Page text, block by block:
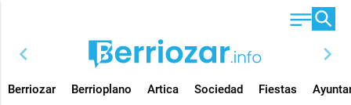
chevron_left chevron_right
Berriozar Berrioplano Artica Sociedad Fiestas